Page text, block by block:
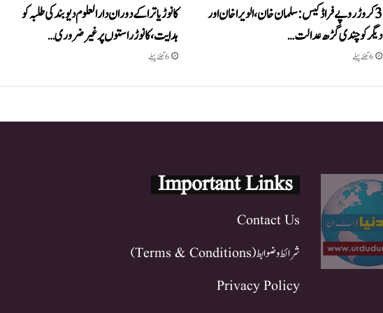
3 کروڑ روپے فراڈ کیس: سلمان خان، الویرا خان اور
دیگر کو چندی گڑھ عدالت…
6 گھنٹے پہلے
کانوڑ یاترا کے دوران دارالعلوم دیوبند کی طلبہ کو
ہدایت، کانوڑ راستوں پر غیر ضروری…
6 گھنٹے پہلے
Important Links
Contact Us
شرائط و ضوابط (Terms & Conditions)
Privacy Policy